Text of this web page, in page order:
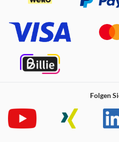
Folgen